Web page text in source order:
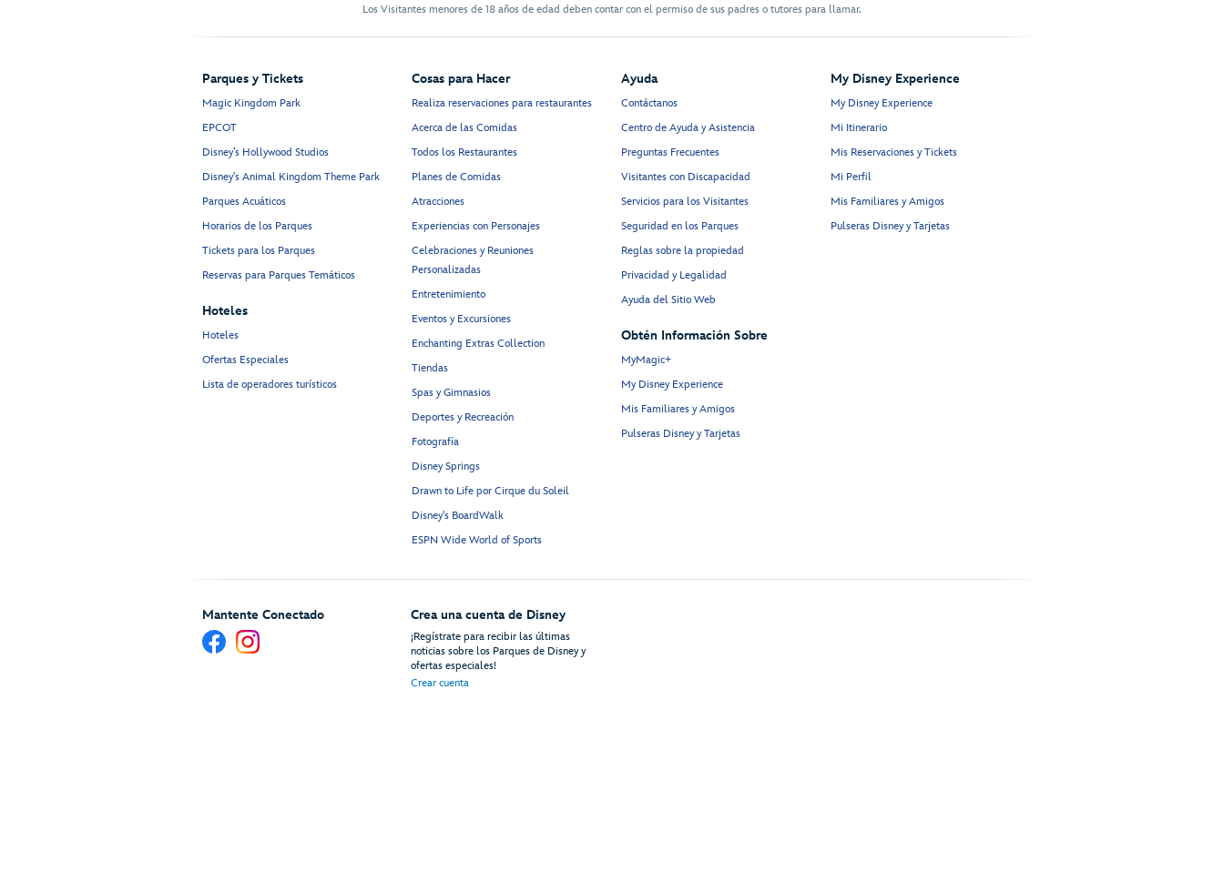
Los Visitantes menores de 18 años de edad deben contar con el permiso de sus padres o tutores para llamar.
Parques y Tickets
Magic Kingdom Park
EPCOT
Disney’s Hollywood Studios
Disney's Animal Kingdom Theme Park
Parques Acuáticos
Horarios de los Parques
Tickets para los Parques
Reservas para Parques Temáticos
Hoteles
Hoteles
Ofertas Especiales
Lista de operadores turísticos
Cosas para Hacer
Realiza reservaciones para restaurantes
Acerca de las Comidas
Todos los Restaurantes
Planes de Comidas
Atracciones
Experiencias con Personajes
Celebraciones y Reuniones
Personalizadas
Entretenimiento
Eventos y Excursiones
Enchanting Extras Collection
Tiendas
Spas y Gimnasios
Deportes y Recreación
Fotografía
Disney Springs
Drawn to Life por Cirque du Soleil
Disney's BoardWalk
ESPN Wide World of Sports
Ayuda
Contáctanos
Centro de Ayuda y Asistencia
Preguntas Frecuentes
Visitantes con Discapacidad
Servicios para los Visitantes
Seguridad en los Parques
Reglas sobre la propiedad
Privacidad y Legalidad
Ayuda del Sitio Web
Obtén Información Sobre
MyMagic+
My Disney Experience
Mis Familiares y Amigos
Pulseras Disney y Tarjetas
My Disney Experience
My Disney Experience
Mi Itinerario
Mis Reservaciones y Tickets
Mi Perfil
Mis Familiares y Amigos
Pulseras Disney y Tarjetas
Mantente Conectado Crea una cuenta de Disney
¡Regístrate para recibir las últimas
noticias sobre los Parques de Disney y
ofertas especiales!
Crear cuenta